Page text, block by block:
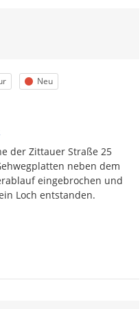
Status
Neu
der Zittauer Straße 25
neben dem
eingebrochen und
Loch entstanden.